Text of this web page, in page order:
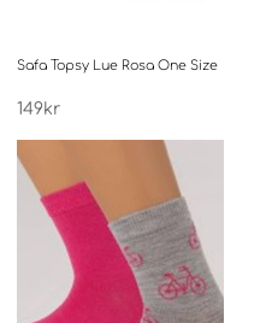
Safa Topsy Lue Rosa One Size
149kr